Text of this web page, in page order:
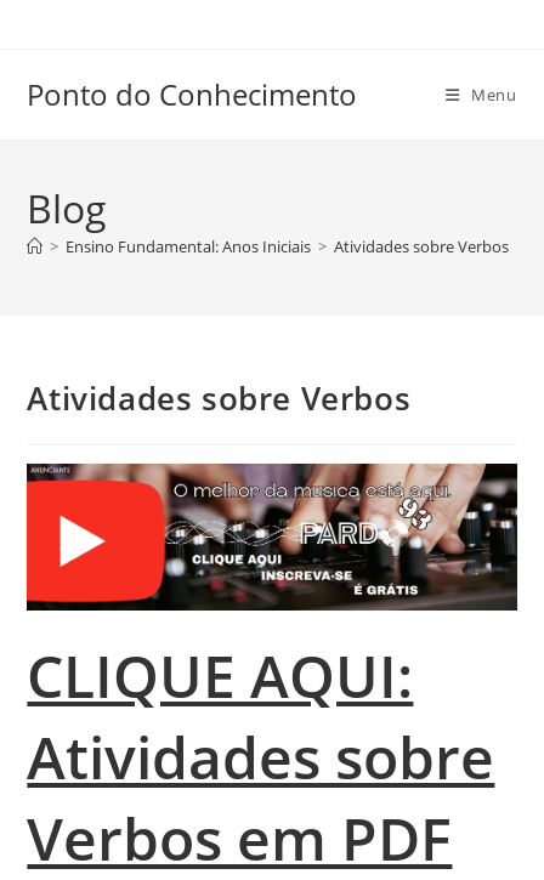
conteúdo
Ponto do Conhecimento Menu
Blog
> Ensino Fundamental: Anos Iniciais > Atividades sobre Verbos
Atividades sobre Verbos
CLIQUE AQUI:
Atividades sobre
Verbos em PDF